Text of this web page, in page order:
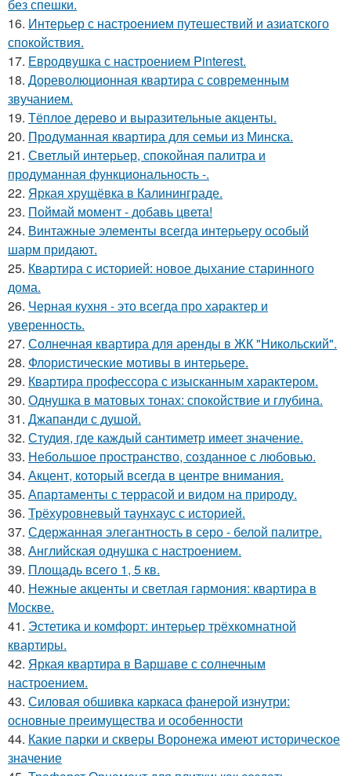
без спешки.
16. Интерьер с настроением путешествий и азиатского
спокойствия.
17. Евродвушка с настроением Pinterest.
18. Дореволюционная квартира с современным
звучанием.
19. Тёплое дерево и выразительные акценты.
20. Продуманная квартира для семьи из Минска.
21. Светлый интерьер, спокойная палитра и
продуманная функциональность -.
22. Яркая хрущёвка в Калининграде.
23. Поймай момент - добавь цвета!
24. Винтажные элементы всегда интерьеру особый
шарм придают.
25. Квартира с историей: новое дыхание старинного
дома.
26. Черная кухня - это всегда про характер и
уверенность.
27. Солнечная квартира для аренды в ЖК "Никольский".
28. Флористические мотивы в интерьере.
29. Квартира профессора с изысканным характером.
30. Однушка в матовых тонах: спокойствие и глубина.
31. Джапанди с душой.
32. Студия, где каждый сантиметр имеет значение.
33. Небольшое пространство, созданное с любовью.
34. Акцент, который всегда в центре внимания.
35. Апартаменты с террасой и видом на природу.
36. Трёхуровневый таунхаус с историей.
37. Сдержанная элегантность в серо - белой палитре.
38. Английская однушка с настроением.
39. Площадь всего 1, 5 кв.
40. Нежные акценты и светлая гармония: квартира в
Москве.
41. Эстетика и комфорт: интерьер трёхкомнатной
квартиры.
42. Яркая квартира в Варшаве с солнечным
настроением.
43. Силовая обшивка каркаса фанерой изнутри:
основные преимущества и особенности
44. Какие парки и скверы Воронежа имеют историческое
значение